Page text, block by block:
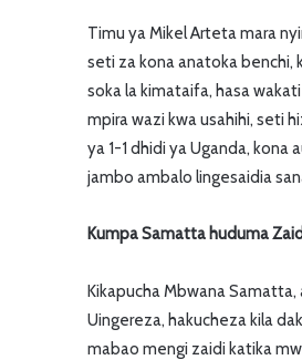
Timu ya Mikel Arteta mara
seti za kona anatoka benchi,
soka la kimataifa, hasa
mpira wazi kwa usahihi, seti
ya 1-1 dhidi ya Uganda,
jambo ambalo lingesaidia
Kumpa Samatta huduma
Kikapucha Mbwana
Uingereza, hakucheza kila
mabao mengi zaidi katika